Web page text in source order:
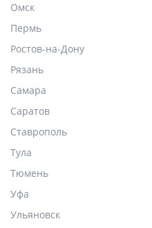
Омск
Пермь
Ростов-на-Дону
Рязань
Самара
Саратов
Ставрополь
Тула
Тюмень
Уфа
Ульяновск